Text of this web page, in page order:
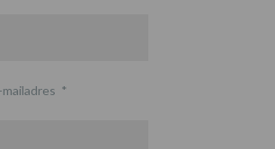
mailadres *